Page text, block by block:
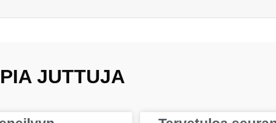
JUTTUJA